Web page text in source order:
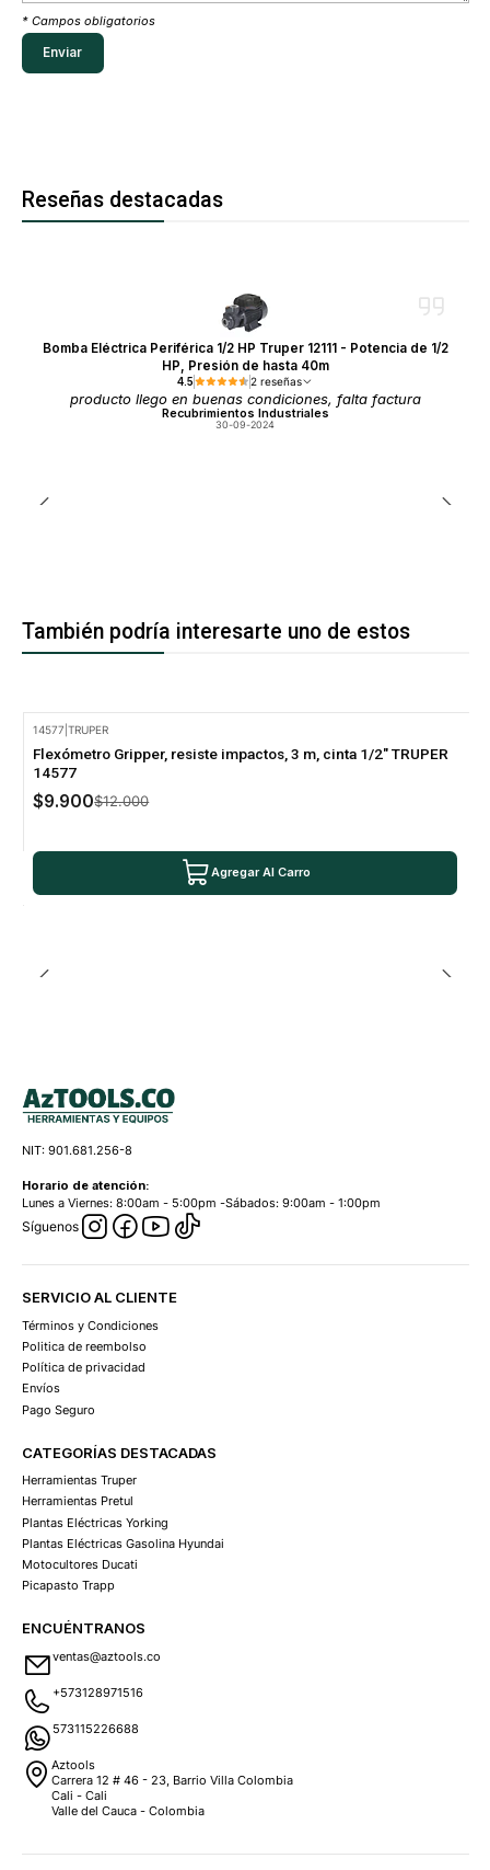
* Campos obligatorios
Reseñas destacadas
Bomba Eléctrica Periférica 1/2 HP Truper 12111 - Potencia de 1/2
HP, Presión de hasta 40m
4.5 2 reseñas
producto llego en buenas condiciones, falta factura
Recubrimientos Industriales
30-09-2024
También podría interesarte uno de estos
14577 |TRUPER
Flexómetro Gripper, resiste impactos, 3 m, cinta 1/2" TRUPER
14577
$9.900$12.000
Agregar Al Carro
NIT: 901.681.256-8
Horario de atención:
Lunes a Viernes: 8:00am - 5:00pm -Sábados: 9:00am - 1:00pm
Síguenos
SERVICIO AL CLIENTE
Términos y Condiciones
Politica de reembolso
Política de privacidad
Envíos
Pago Seguro
CATEGORÍAS DESTACADAS
Herramientas Truper
Herramientas Pretul
Plantas Eléctricas Yorking
Plantas Eléctricas Gasolina Hyundai
Motocultores Ducati
Picapasto Trapp
ENCUÉNTRANOS
ventas@aztools.co
+573128971516
573115226688
Aztools
Carrera 12 # 46 - 23, Barrio Villa Colombia
Cali - Cali
Valle del Cauca - Colombia